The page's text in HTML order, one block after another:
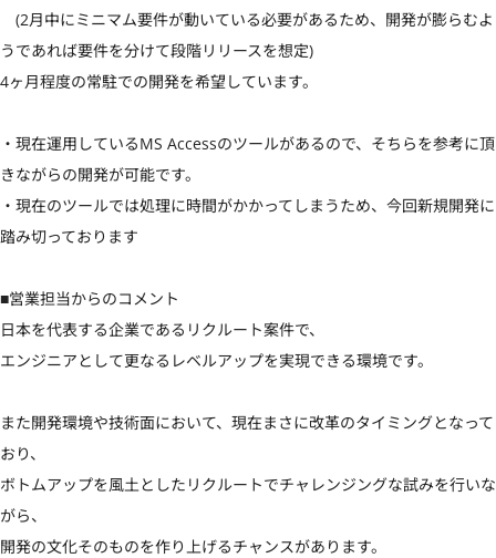
(2月中にミニマム要件が動いている必要があるため、開発が膨らむよ
うであれば要件を分けて段階リリースを想定)
4ヶ月程度の常駐での開発を希望しています。
・現在運用しているMS Accessのツールがあるので、そちらを参考に頂
きながらの開発が可能です。
・現在のツールでは処理に時間がかかってしまうため、今回新規開発に
踏み切っております
■営業担当からのコメント
日本を代表する企業であるリクルート案件で、
エンジニアとして更なるレベルアップを実現できる環境です。
また開発環境や技術面において、現在まさに改革のタイミングとなって
おり、
ボトムアップを風土としたリクルートでチャレンジングな試みを行いな
がら、
開発の文化そのものを作り上げるチャンスがあります。